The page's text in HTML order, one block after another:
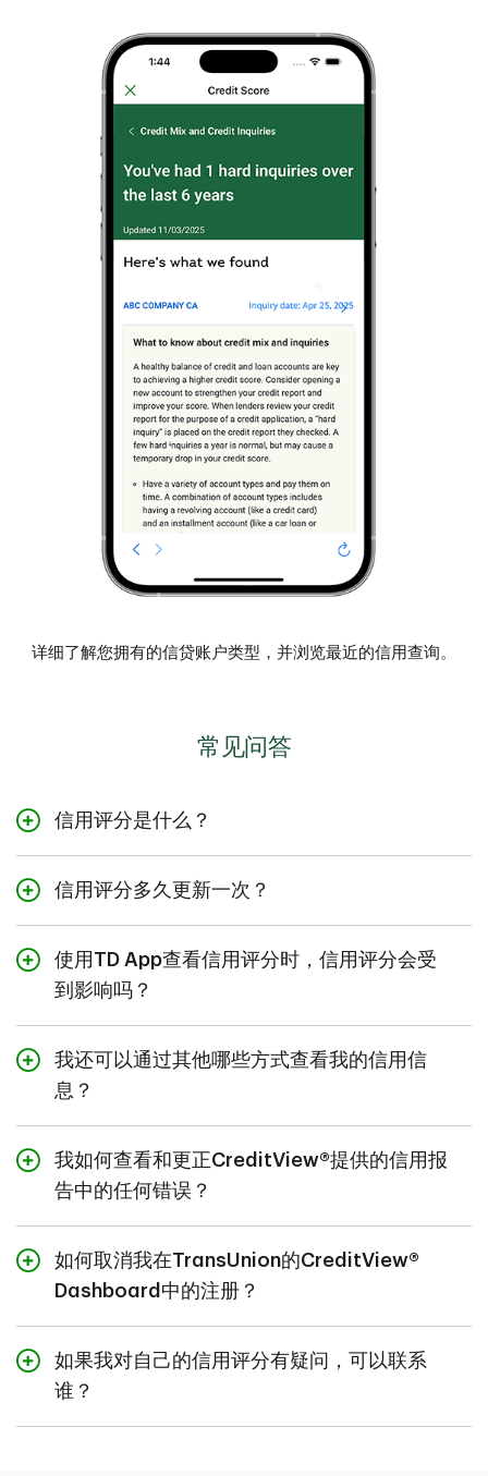
详细了解您拥有的信贷账户类型，并浏览最近的信用查询。
常见问答
信用评分是什么？
信用评分是对您借款并负责任地偿还的能力的评级。作为
衡量您整体财务健康状况的一个重要指标，银行、信用卡
信用评分多久更新一次？
在TransUnion的CreditView® Dashboard上，您的信用评
分每周更新一次。
使用TD App查看信用评分时，信用评分会受
到影响吗？
不会，在CreditView® Dashboard上查看信用评分不会影
响您的信用评分或报告。您可以随时查看您的评分。
我还可以通过其他哪些方式查看我的信用信
息？
您可以通过1-888-752-9182>直接联系Trans Union of
Canada Inc.，或在线访问ocs.transunion.ca来查询您的
我如何查看和更正CreditView®提供的信用报
告中的任何错误？
您有权查看和更正您的完整信用报告中的任何错误。如需
更正，请联系：
电话： 1-800-663-9980
TransUnion Consumer Relations Department
P.O. Box 338, LCD1
L8L 7W2
如何取消我在TransUnion的CreditView®
Dashboard中的注册？
如需取消注册，请致电1-888-752-9182联系
TransUnion。
如果我对自己的信用评分有疑问，可以联系
谁？
如有任何疑问，请联系TransUnion：1-888-752-9182。